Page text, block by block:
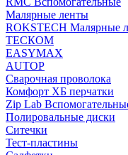
Малярные ленты
ROKSTECH Малярные
ТЕСКОМ
EASYMAX
AUTOP
Сварочная проволока
Комфорт ХБ перчатки
Zip Lab
Полировальные диски
Ситечки
Тест-пластины